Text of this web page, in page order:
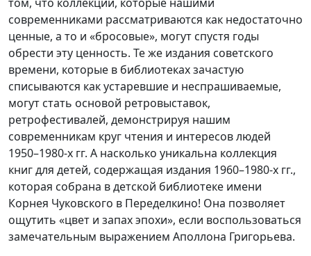
том, что коллекции, которые нашими
современниками рассматриваются как недостаточно
ценные, а то и «бросовые», могут спустя годы
обрести эту ценность. Те же издания советского
времени, которые в библиотеках зачастую
списываются как устаревшие и неспрашиваемые,
могут стать основой ретровыставок,
ретрофестивалей, демонстрируя нашим
современникам круг чтения и интересов людей
1950–1980-х гг. А насколько уникальна коллекция
книг для детей, содержащая издания 1960–1980-х гг.,
которая собрана в детской библиотеке имени
Корнея Чуковского в Переделкино! Она позволяет
ощутить «цвет и запах эпохи», если воспользоваться
замечательным выражением Аполлона Григорьева.